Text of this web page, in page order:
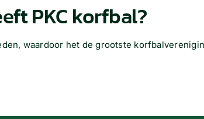
PKC korfbal?
waardoor het de grootste